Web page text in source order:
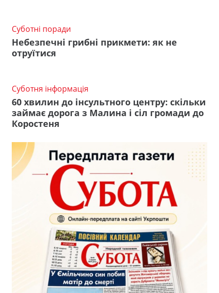
Суботні поради
Небезпечні грибні прикмети: як не
отруїтися
Суботня інформація
60 хвилин до інсультного центру: скільки
займає дорога з Малина і сіл громади до
Коростеня